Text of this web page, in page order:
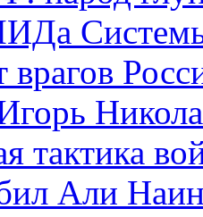
врагов
тактика
Али